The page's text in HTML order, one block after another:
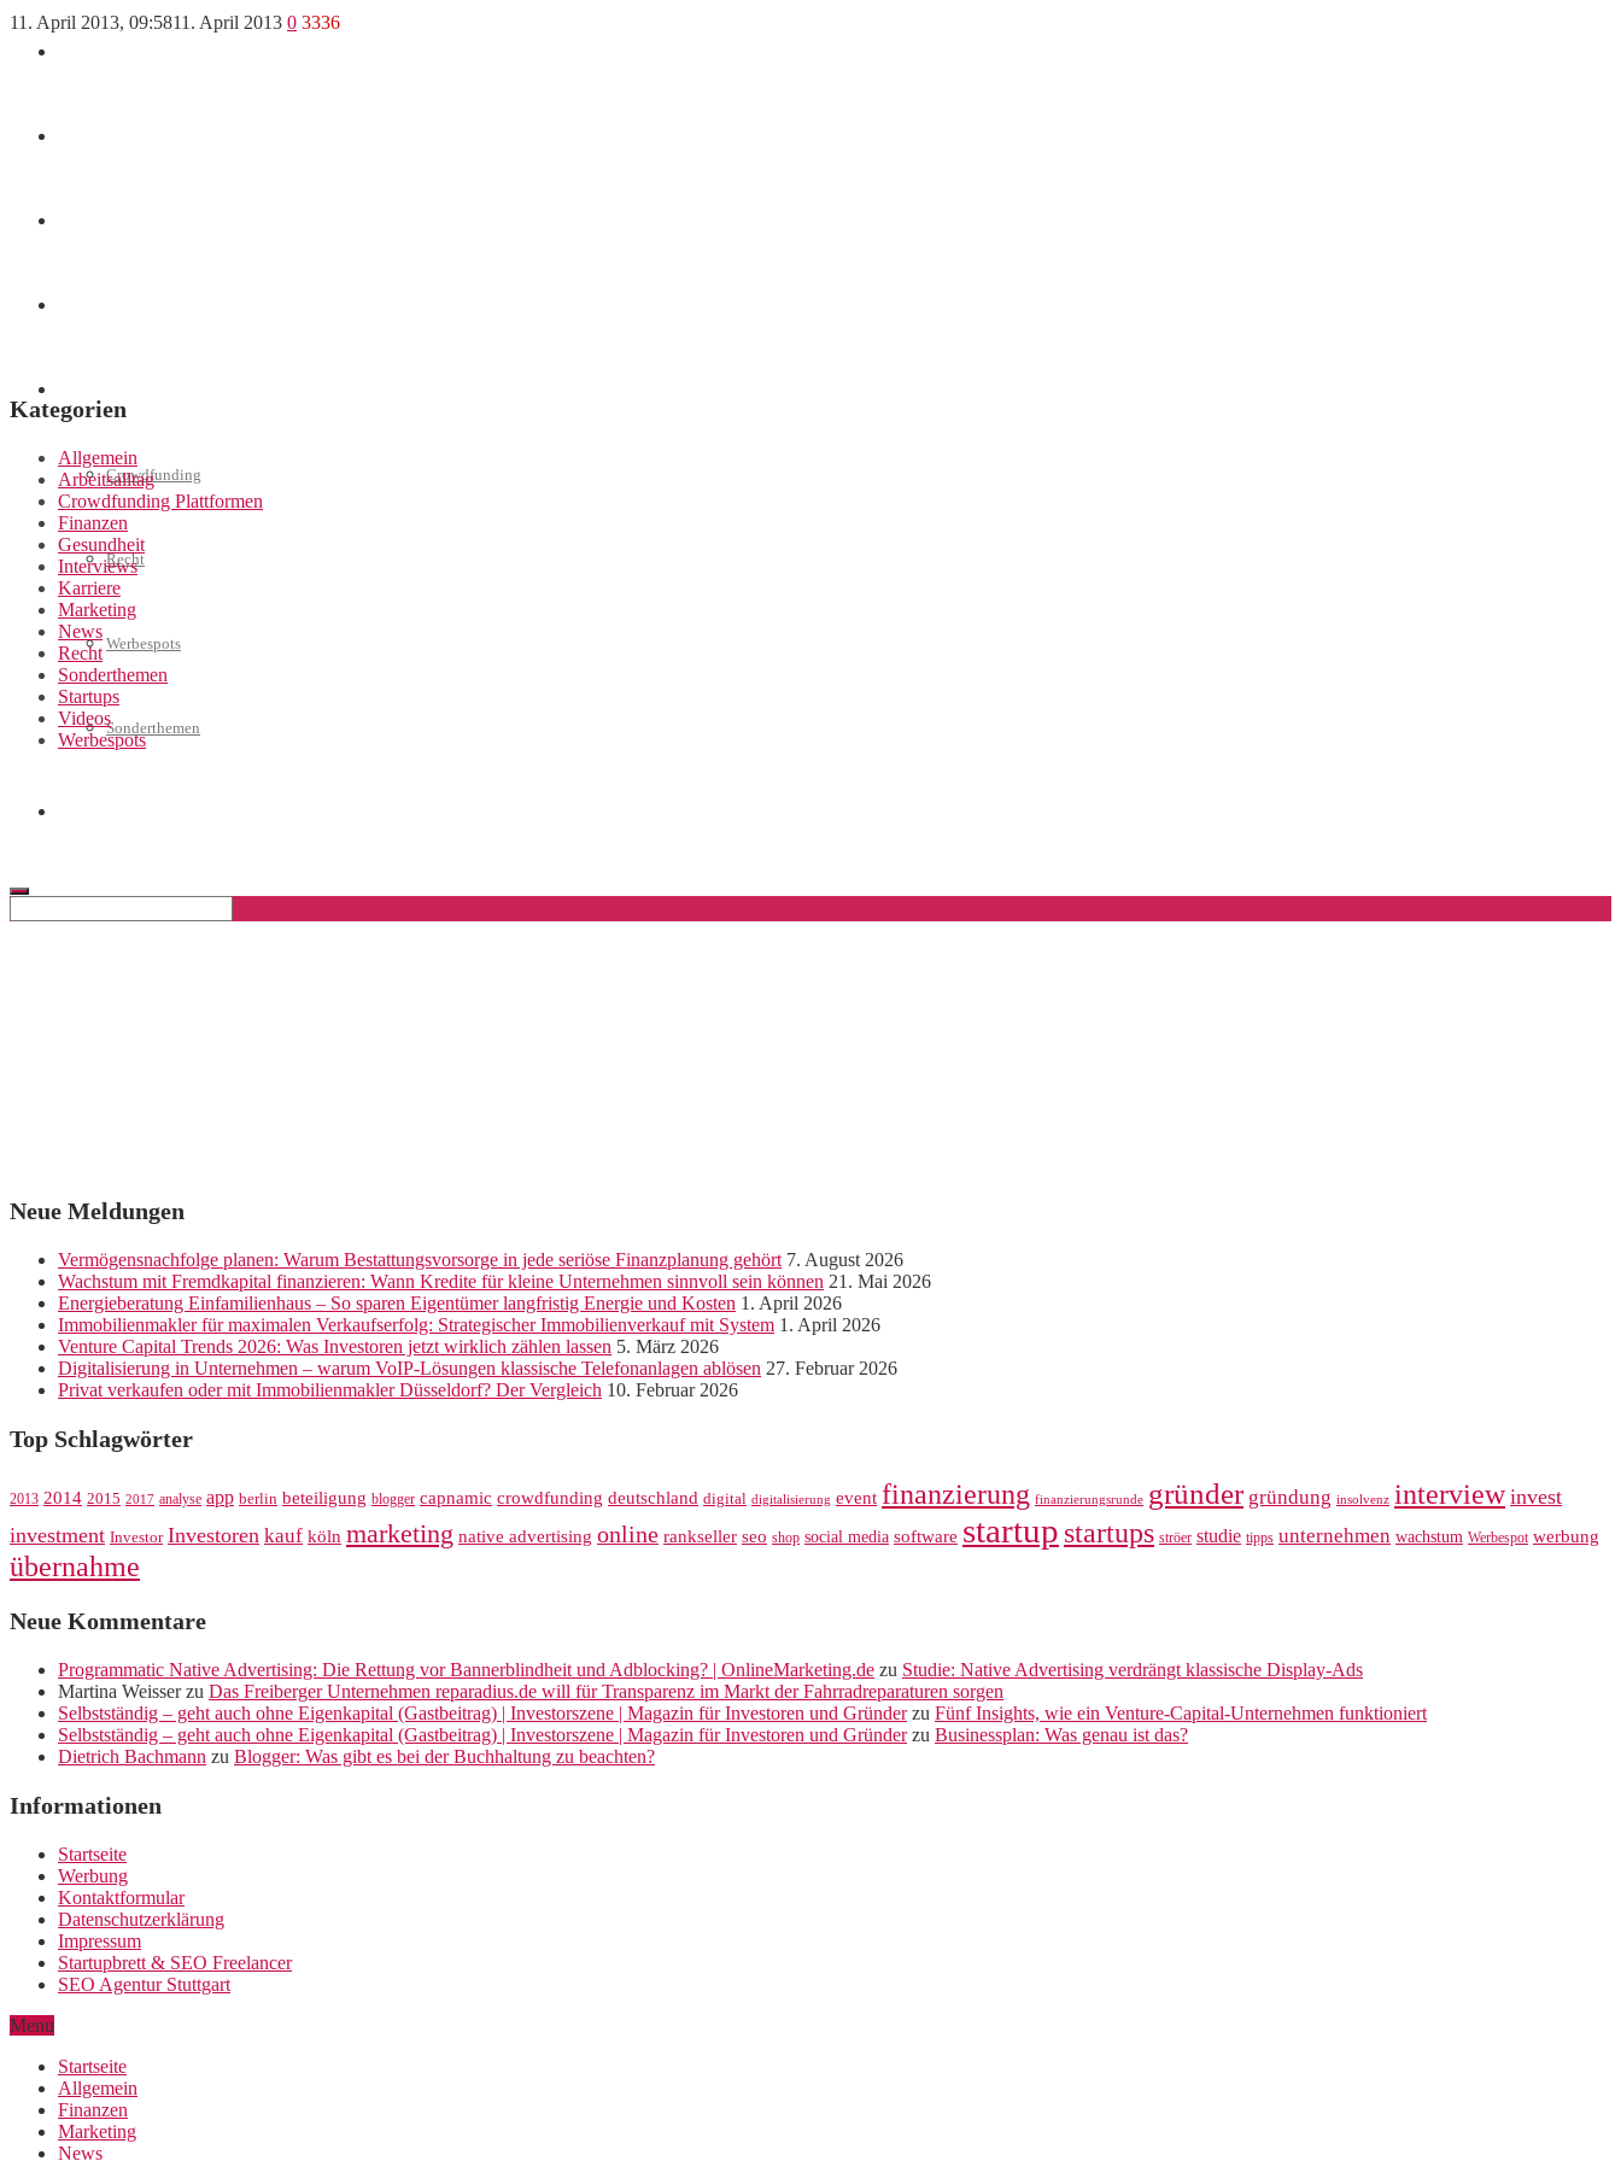
Crowdfunding
Recht
Werbespots
Sonderthemen
11. April 2013, 09:5811. April 2013 0 3336
Kategorien
Allgemein
Arbeitsalltag
Crowdfunding Plattformen
Finanzen
Gesundheit
Interviews
Karriere
Marketing
News
Recht
Sonderthemen
Startups
Videos
Werbespots
Neue Meldungen
Vermögensnachfolge planen: Warum Bestattungsvorsorge in jede seriöse Finanzplanung gehört 7. August 2026
Wachstum mit Fremdkapital finanzieren: Wann Kredite für kleine Unternehmen sinnvoll sein können 21. Mai 2026
Energieberatung Einfamilienhaus – So sparen Eigentümer langfristig Energie und Kosten 1. April 2026
Immobilienmakler für maximalen Verkaufserfolg: Strategischer Immobilienverkauf mit System 1. April 2026
Venture Capital Trends 2026: Was Investoren jetzt wirklich zählen lassen 5. März 2026
Digitalisierung in Unternehmen – warum VoIP-Lösungen klassische Telefonanlagen ablösen 27. Februar 2026
Privat verkaufen oder mit Immobilienmakler Düsseldorf? Der Vergleich 10. Februar 2026
Top Schlagwörter
2013 2014 2015 2017 analyse app berlin beteiligung blogger capnamic crowdfunding deutschland digital digitalisierung event finanzierung finanzierungsrunde gründer gründung insolvenz interview invest
investment Investor Investoren kauf köln marketing native advertising online rankseller seo shop social media software startup startups ströer studie tipps unternehmen wachstum Werbespot werbung
übernahme
Neue Kommentare
Programmatic Native Advertising: Die Rettung vor Bannerblindheit und Adblocking? | OnlineMarketing.de zu Studie: Native Advertising verdrängt klassische Display-Ads
Martina Weisserzu Das Freiberger Unternehmen reparadius.de will für Transparenz im Markt der Fahrradreparaturen sorgen
Selbstständig – geht auch ohne Eigenkapital (Gastbeitrag) | Investorszene | Magazin für Investoren und Gründerzu Fünf Insights, wie ein Venture-Capital-Unternehmen funktioniert
Selbstständig – geht auch ohne Eigenkapital (Gastbeitrag) | Investorszene | Magazin für Investoren und Gründerzu Businessplan: Was genau ist das?
Dietrich Bachmann zu Blogger: Was gibt es bei der Buchhaltung zu beachten?
Informationen
Startseite
Werbung
Kontaktformular
Datenschutzerklärung
Impressum
Startupbrett & SEO Freelancer
SEO Agentur Stuttgart
Menu
Startseite
Allgemein
Finanzen
Marketing
News